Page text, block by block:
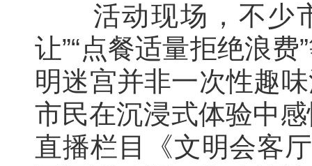
活动现场，不少市
让”“点餐适量拒绝浪
明迷宫并非一次性趣
市民在沉浸式体验中
直播栏目《文明会客